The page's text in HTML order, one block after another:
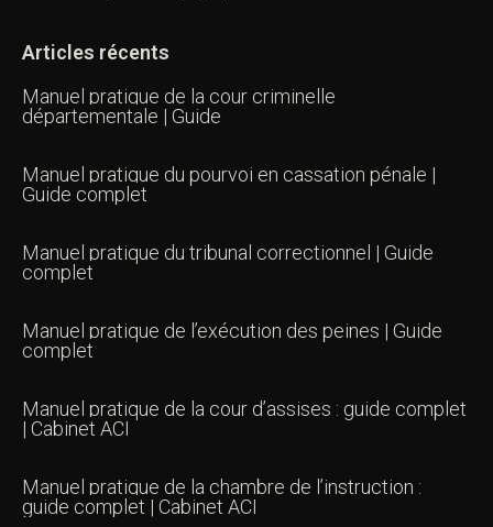
Articles récents
Manuel pratique de la cour criminelle
départementale | Guide
Manuel pratique du pourvoi en cassation pénale |
Guide complet
Manuel pratique du tribunal correctionnel | Guide
complet
Manuel pratique de l’exécution des peines | Guide
complet
Manuel pratique de la cour d’assises : guide complet
| Cabinet ACI
Manuel pratique de la chambre de l’instruction :
guide complet | Cabinet ACI